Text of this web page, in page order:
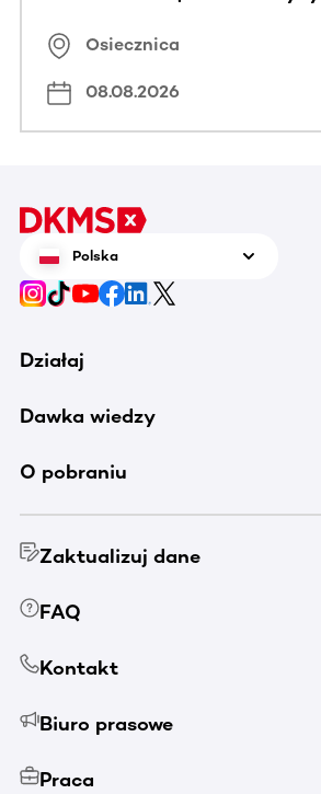
Osiecznica
08.08.2026
Polska
Działaj
Dawka wiedzy
O pobraniu
Zaktualizuj dane
FAQ
Kontakt
Biuro prasowe
Praca